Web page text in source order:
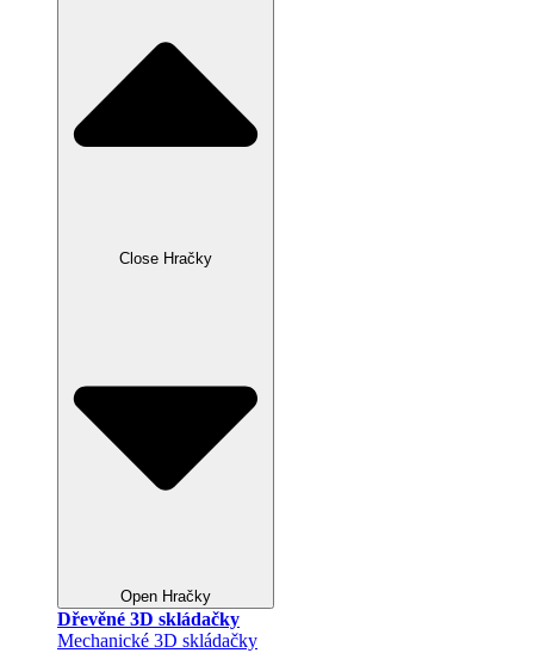
Close Hračky
Open Hračky
Dřevěné 3D skládačky
Mechanické 3D skládačky